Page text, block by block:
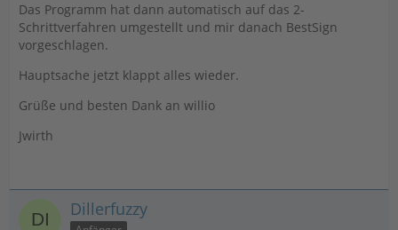
5. In Wiso mein Geld unter Konten ==> Online
Verwaltung ==> Administration ==> HBCI
über den Button DDBAC_Admin den vorhandenen
Postbank Kontakt gelöscht und neu angelegt. beim
Anlegen muss dann das BestSign 2 Schritt
Authentifizierungsverfahren ausgewählt werden, dann
und Passwort meine Umsätze abrufen.
Das Programm hat dann automatisch auf das 2-
Schrittverfahren umgestellt und mir danach BestSign
vorgeschlagen.
Hauptsache jetzt klappt alles wieder.
Grüße und besten Dank an willio
Jwirth
Dillerfuzzy